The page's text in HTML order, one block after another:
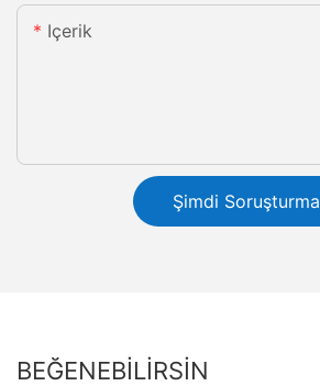
Içerik
Şimdi Soruşturma
BEĞENEBILIRSIN